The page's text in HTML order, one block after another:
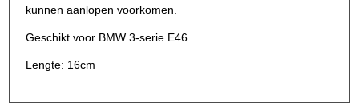
kunnen aanlopen voorkomen.
Geschikt voor BMW 3-serie E46
Lengte: 16cm